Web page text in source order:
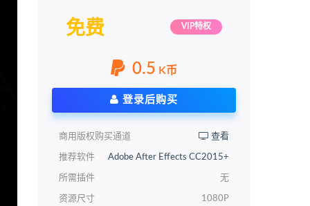
免费 VIP特权
0.5 K币
登录后购买
商用版权购买通道 查看
推荐软件 Adobe After Effects CC2015+
所需插件 无
资源尺寸 1080P